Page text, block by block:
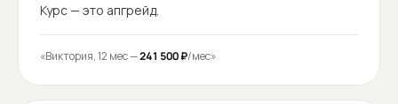
Курс — это апгрейд.
«Виктория, 12 мес —241 500 ₽/мес»